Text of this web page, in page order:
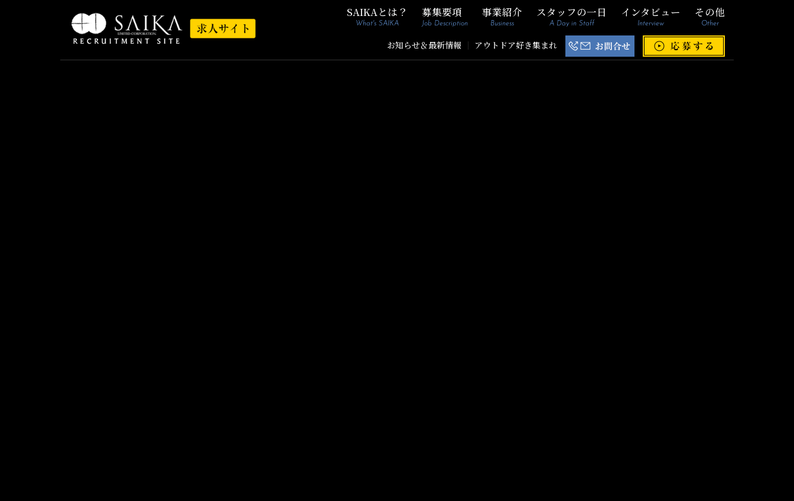
SAIKAとは？
What's SAIKA
募集要項
Job Description
事業紹介
Business
スタッフの一日
A Day in Staff
インタビュー
Interview
その他
Other
お知らせ＆最新情報 ｜ アウトドア好き集まれ